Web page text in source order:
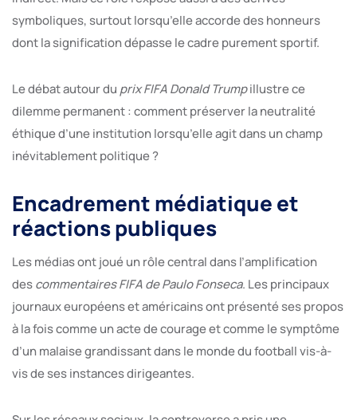
symboliques, surtout lorsqu’elle accorde des honneurs
dont la signification dépasse le cadre purement sportif.
Le débat autour du prix FIFA Donald Trumpillustre ce
dilemme permanent : comment préserver la neutralité
éthique d’une institution lorsqu’elle agit dans un champ
inévitablement politique ?
Encadrement médiatique et
réactions publiques
Les médias ont joué un rôle central dans l’amplification
descommentaires FIFA de Paulo Fonseca. Les principaux
journaux européens et américains ont présenté ses propos
à la fois comme un acte de courage et comme le symptôme
d’un malaise grandissant dans le monde du football vis-à-
vis de ses instances dirigeantes.